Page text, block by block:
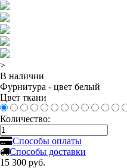
>
В наличии
Фурнитура - цвет белый
Цвет ткани
Количество:
Способы оплаты
Способы доставки
15 300 руб.